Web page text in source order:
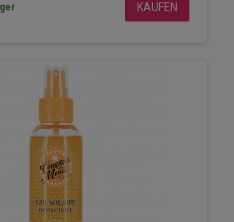
KAUFEN